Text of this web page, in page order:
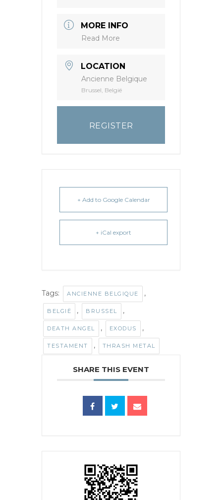
MORE INFO
Read More
LOCATION
Ancienne Belgique
Brussel, België
REGISTER
+ Add to Google Calendar
+ iCal export
Tags: ANCIENNE BELGIQUE ,
BELGIË , BRUSSEL ,
DEATH ANGEL , EXODUS ,
TESTAMENT , THRASH METAL
SHARE THIS EVENT